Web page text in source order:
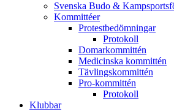
Svenska Budo &
Kommittéer
Protestbedömningar
Protokoll
Domarkommittén
Medicinska kommittén
Tävlingskommittén
Pro-kommittén
Protokoll
Klubbar